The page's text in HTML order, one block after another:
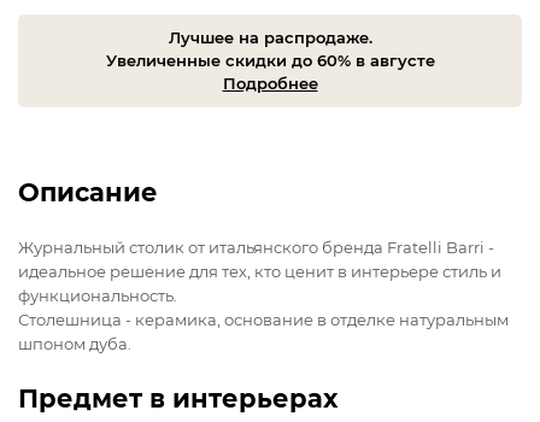
Лучшее на распродаже.
Увеличенные скидки до 60% в августе
Подробнее
Описание
Журнальный столик от итальянского бренда Fratelli Barri -
идеальное решение для тех, кто ценит в интерьере стиль и
функциональность.
Столешница - керамика, основание в отделке натуральным
шпоном дуба.
Предмет в интерьерах